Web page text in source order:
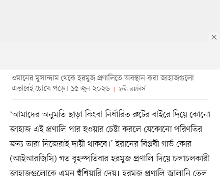
ওমানের মুসান্দাম থেকে হরমুজ প্রণালিতে অবস্থান করা জাহাজগুলো
এভাবেই চোখে পড়ে। ১৫ জুন ২০২৬
ছবি: রয়টার্স
‘আমাদের অনুমতি ছাড়া কিংবা নির্ধারিত রুটের বাইরে দিয়ে কোনো
জাহাজ এই প্রণালি পার হওয়ার চেষ্টা করলে যেকোনো পরিণতির
জন্য তারা নিজেরাই দায়ী থাকবে।’ ইরানের বিপ্লবী গার্ড কোর
(আইআরজিসি) গত বৃহস্পতিবার হরমুজ প্রণালি দিয়ে চলাচলকারী
জাহাজগুলোকে এমন হুঁশিয়ারি দেয়। হরমুজ প্রণালি জ্বালানি তেল